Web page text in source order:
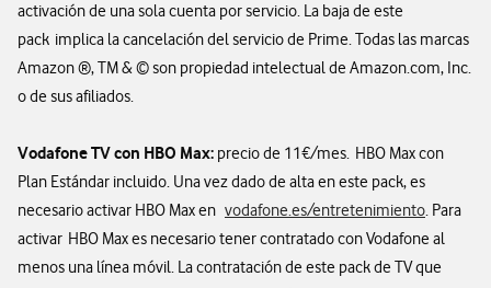
activación de una sola cuenta por servicio. La baja de este
pack implica la cancelación del servicio de Prime. Todas las marcas
Amazon ®, TM & © son propiedad intelectual de Amazon.com, Inc.
o de sus afiliados.
Vodafone TV con HBO Max: precio de 11€/mes. HBO Max con
Plan Estándar incluido. Una vez dado de alta en este pack, es
necesario activar HBO Max en vodafone.es/entretenimiento. Para
activar HBO Max es necesario tener contratado con Vodafone al
menos una línea móvil. La contratación de este pack de TV que